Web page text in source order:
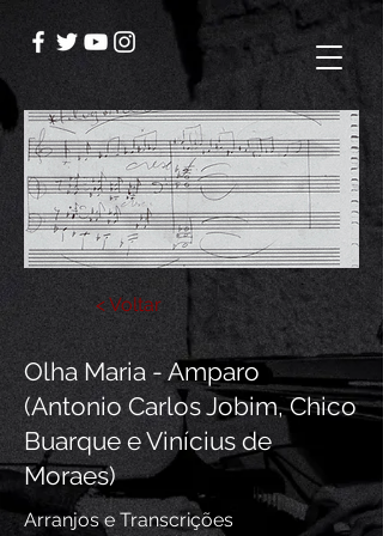
< Voltar
Olha Maria - Amparo
(Antonio Carlos Jobim, Chico
Buarque e Vinícius de
Moraes)
Arranjos e Transcrições